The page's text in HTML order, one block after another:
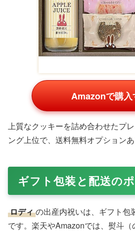
Amazonで購入
上質なクッキーを詰め合わせたプ
ング上位で、送料無料オプションあ
ギフト包装と配送の
ロディの出産内祝いは、ギフト包
です。楽天やAmazonでは、熨斗